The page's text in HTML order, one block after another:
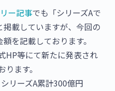
ー記事でも「シリーズAで
載していますが、今回の
を記載しております。
HP等にて新たに発表され
ます。
リーズA累計300億円